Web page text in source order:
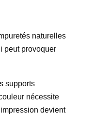
naturelles
peut provoquer
supports
nécessite
devient